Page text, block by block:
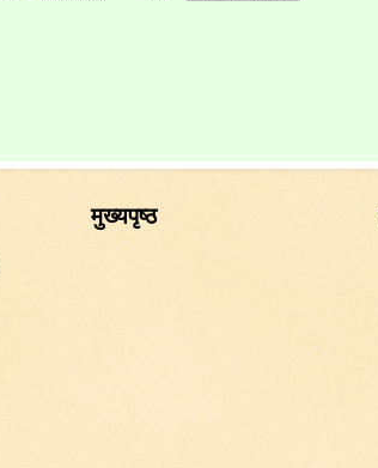
मुख्यपृष्ठ